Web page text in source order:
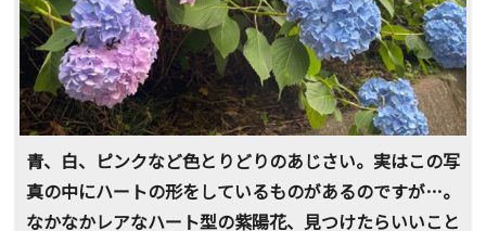
青、白、ピンクなど色とりどりのあじさい。実はこの写
真の中にハートの形をしているものがあるのですが…。
なかなかレアなハート型の紫陽花、見つけたらいいこと